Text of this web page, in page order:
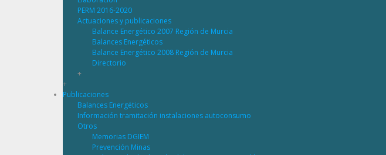
PERM 2016-2020
Actuaciones y publicaciones
Balance Energético 2007 Región de Murcia
Balances Energéticos
Balance Energético 2008 Región de Murcia
Directorio
+
+
Publicaciones
Balances Energéticos
Información tramitación instalaciones autoconsumo
Otros
Memorias DGIEM
Prevención Minas